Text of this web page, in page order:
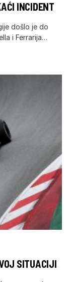
INCIDENT
došlo je do
i Ferrarija…
SITUACIJI